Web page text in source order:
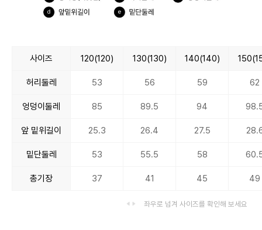
사이즈 120(120) 130(130) 140(140)
허리둘레 53 56 59 62
엉덩이둘레 85 89.5 94
앞 밑위길이 25.3 26.4 27.5
밑단둘레 53 55.5 58
총기장 37 41 45 49
좌우로 넘겨 사이즈를 확인해 보세요